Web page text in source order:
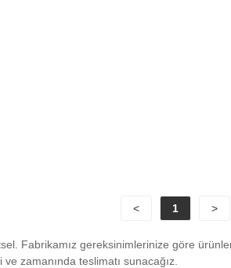
< 1 >
Fabrikamız gereksinimlerinize göre
zamanında teslimatı sunacağız.